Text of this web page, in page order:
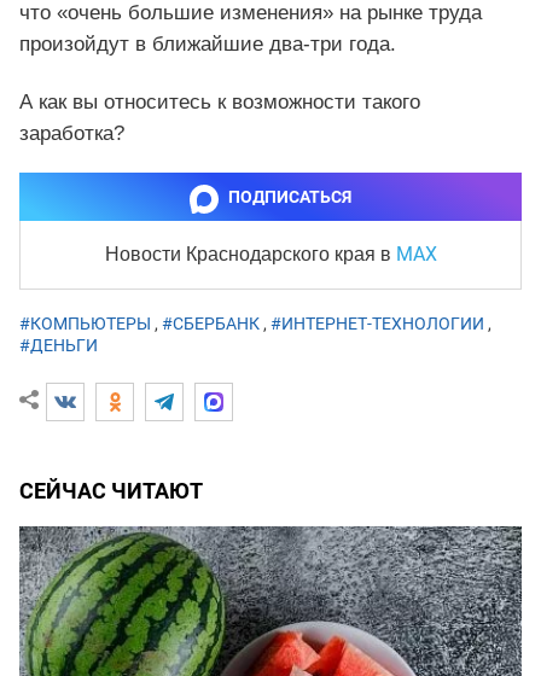
что «очень большие изменения» на рынке труда
произойдут в ближайшие два-три года.
А как вы относитесь к возможности такого
заработка?
ПОДПИСАТЬСЯ
Новости Краснодарского края в MAX
#КОМПЬЮТЕРЫ , #СБЕРБАНК, #ИНТЕРНЕТ-ТЕХНОЛОГИИ ,
#ДЕНЬГИ
СЕЙЧАС ЧИТАЮТ